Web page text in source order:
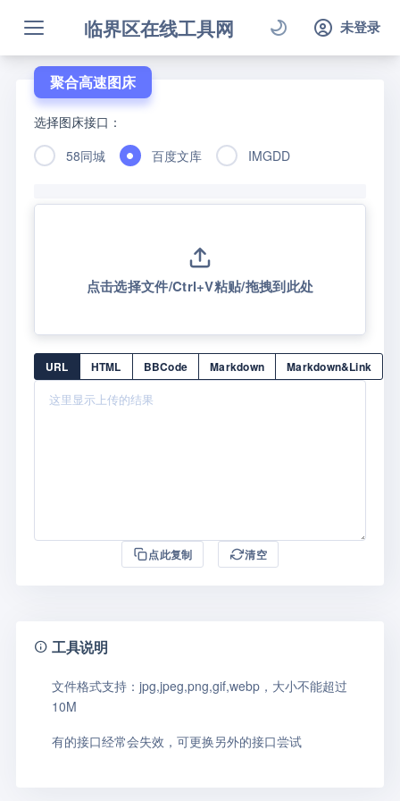
临界区在线工具网 未登录
聚合高速图床
选择图床接口：
58同城
百度文库 IMGDD
点击选择文件/Ctrl+V粘贴/拖拽到此处
URL HTML BBCode Markdown Markdown&Link
点此复制 清空
工具说明
文件格式支持：jpg,jpeg,png,gif,webp，大小不能超过
10M
有的接口经常会失效，可更换另外的接口尝试